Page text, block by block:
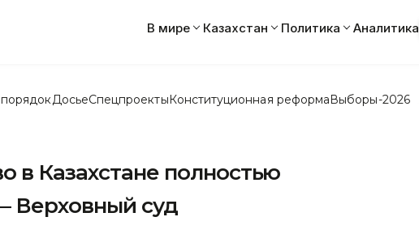
В мире Казахстан Политика Аналитика
ДосьеСпецпроектыКонституционная реформаВыборы-2026
в Казахстане полностью
Верховный суд